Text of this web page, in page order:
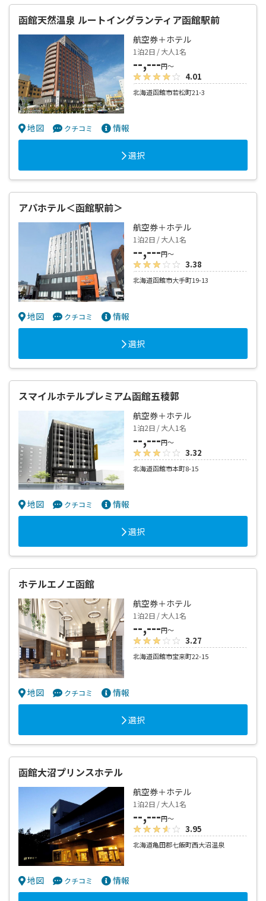
函館天然温泉 ルートイングランティア函館駅前
航空券＋ホテル
1泊2日 / 大人1名
--,---円～
4.01
北海道函館市若松町21-3
地図 クチコミ 情報
選択
アパホテル＜函館駅前＞
航空券＋ホテル
1泊2日 / 大人1名
--,---円～
3.38
北海道函館市大手町19-13
地図 クチコミ 情報
選択
スマイルホテルプレミアム函館五稜郭
航空券＋ホテル
1泊2日 / 大人1名
--,---円～
3.32
北海道函館市本町8-15
地図 クチコミ 情報
選択
ホテルエノエ函館
航空券＋ホテル
1泊2日 / 大人1名
--,---円～
3.27
北海道函館市宝来町22-15
地図 クチコミ 情報
選択
函館大沼プリンスホテル
航空券＋ホテル
1泊2日 / 大人1名
--,---円～
3.95
北海道亀田郡七飯町西大沼温泉
地図 クチコミ 情報